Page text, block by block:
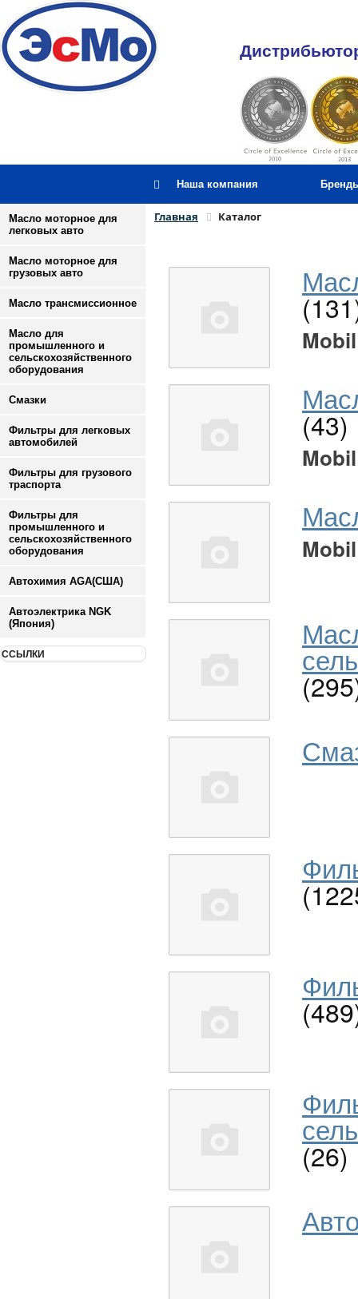
Наша компания
Масло моторное для
легковых авто
Масло моторное для
грузовых авто
Масло трансмиссионное
Масло для
промышленного и
сельскохозяйственного
оборудования
Смазки
Фильтры для легковых
автомобилей
Фильтры для грузового
траспорта
Фильтры для
промышленного и
сельскохозяйственного
оборудования
Автохимия AGA(США)
Автоэлектрика NGK
(Япония)
ССЫЛКИ
Главная Каталог
Mobil
(43)
Mobil
Mobil
(26)